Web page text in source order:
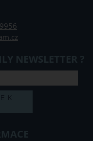
NEWSLETTER ?